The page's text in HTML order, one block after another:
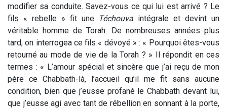
modifier sa conduite. Savez-vous ce qui lui est arrivé ? Le
fils « rebelle » fit une Téchouva intégrale et devint un
véritable homme de Torah. De nombreuses années plus
tard, on interrogea ce fils « dévoyé » : « Pourquoi êtes-vous
retourné au mode de vie de la Torah ? » Il répondit en ces
termes : « L’amour spécial et sincère que j’ai reçu de mon
père ce Chabbath-là, l’accueil qu’il me fit sans aucune
condition, bien que j’eusse profané le Chabbath devant lui,
que j’eusse agi avec tant de rébellion en sonnant à la porte,